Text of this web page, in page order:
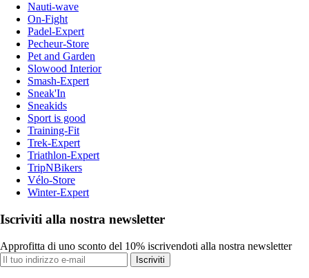
Nauti-wave
On-Fight
Padel-Expert
Pecheur-Store
Pet and Garden
Slowood Interior
Smash-Expert
Sneak'In
Sneakids
Sport is good
Training-Fit
Trek-Expert
Triathlon-Expert
TripNBikers
Vélo-Store
Winter-Expert
Iscriviti alla nostra newsletter
Approfitta di uno sconto del 10% iscrivendoti alla nostra newsletter
Iscriviti